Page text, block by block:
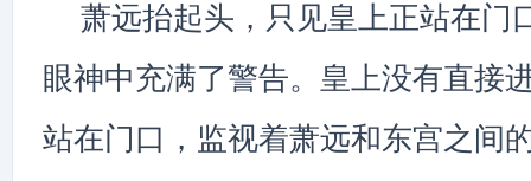
萧远抬起头，只见皇上正站在门
眼神中充满了警告。皇上没有直接
站在门口，监视着萧远和东宫之间